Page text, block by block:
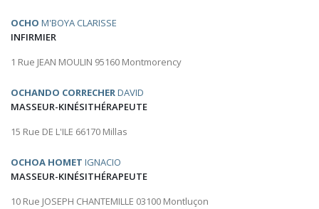
OCHO M'BOYA CLARISSE
INFIRMIER
1 Rue JEAN MOULIN 95160 Montmorency
OCHANDO CORRECHERDAVID
MASSEUR-KINÉSITHÉRAPEUTE
15 Rue DE L'ILE 66170 Millas
OCHOA HOMET IGNACIO
MASSEUR-KINÉSITHÉRAPEUTE
10 Rue JOSEPH CHANTEMILLE 03100 Montluçon